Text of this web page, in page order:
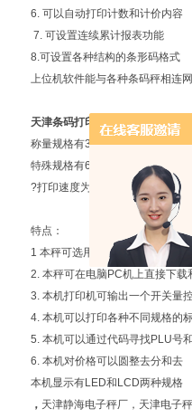
6. 可以自动打印计数和计价内容
7. 可设置连续累计报表功能
8.可设置各种结构的条形码格式
上位机软件能与各种条码秤相连
天津条码打印秤 标签纸宽度
称量规格有3Kg、6Kg、15Kg、
特殊规格有60Kg、150Kg、
?打印速度为1张/秒? 1张/2秒 1张/
特点：
1 本秤可选用多种条形码 8位 12
2. 本秤可在电脑PC机上直接下
3. 本机打印机可输出一个开关量
4. 本机可以打印各种不同规格的
5. 本机可以通过代码寻找PLU号
6. 本机对价格可以圆整去分和去
本机显示有LED和LCD两种规格
， 天津静海电子秤厂，天津电子